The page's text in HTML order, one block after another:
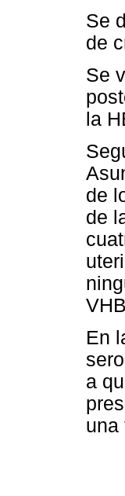
Se
de
Se
la
de
de
En
a
una